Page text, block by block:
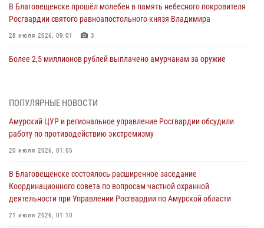
В Благовещенске прошёл молебен в память небесного покровителя
Росгвардии святого равноапостольного князя Владимира
28 июля 2026, 09:01 3
Более 2,5 миллионов рублей выплачено амурчанам за оружие
Росгвардии Амурской области в период с 20 по 26 июля 2026 года
27 июля 2026, 06:28
охраны
23 июля 2026, 07:49
Амурчане смогут узнать об условиях поступления на службу в
ПОПУЛЯРНЫЕ НОВОСТИ
Амурский ЦУР и региональное управление Росгвардии обсудили
работу по противодействию экстремизму
20 июля 2026, 01:05
В Благовещенске состоялось расширенное заседание
Координационного совета по вопросам частной охранной
деятельности при Управлении Росгвардии по Амурской области
21 июля 2026, 01:10